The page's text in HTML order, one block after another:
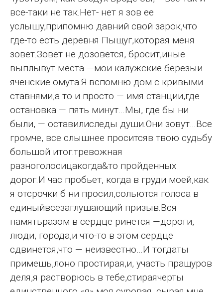
все-таки не так.Нет- нет я зов ее
услышу,припомню давний свой зарок,что
где-то есть деревня Пыщуг,которая меня
зовет.Зовет не дозовется, бросит,иные
выплывут места —мои калужские березыи
яченские омута.Я вспомню дом с кривыми
ставнями,а то и просто — имя станции,где
остановка — пять минут…Мы, где бы ни
были, — оставилиследы души.Они зовут…Все
громче, все слышнее проситсяв твою судьбу
большой итог:тревожная
разноголосицакогда&то пройденных
дорог.И час пробьет, когда в груди моей,как
я отсрочки б ни просил,сольются голоса в
единыйвсезаглушающий призыв.Вся
памятьразом в сердце ринется —дороги,
люди, города,и что-то в этом сердце
сдвинется,что — неизвестно…И тогдаты
примешь,лоно простирая,и, участь пращуров
деля,я растворюсь в тебе,стираячерты